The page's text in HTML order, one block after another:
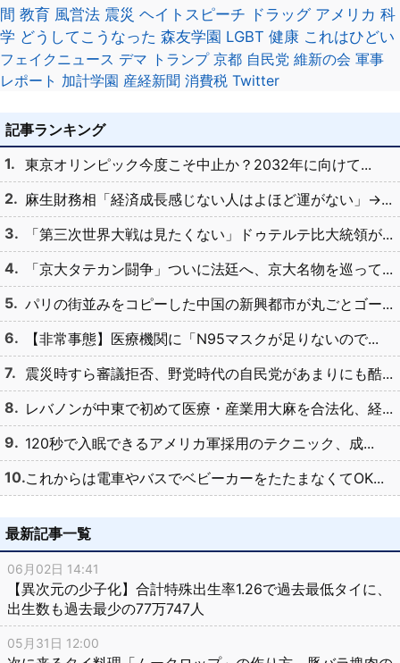
間 教育 風営法 震災 ヘイトスピーチ ドラッグ アメリカ 科
学 どうしてこうなった 森友学園 LGBT 健康 これはひどい
フェイクニュース デマ トランプ 京都 自民党 維新の会 軍事
レポート 加計学園 産経新聞 消費税 Twitter
記事ランキング
東京オリンピック今度こそ中止か？2032年に向けて...
麻生財務相「経済成長感じない人はよほど運がない」→...
「第三次世界大戦は見たくない」ドゥテルテ比大統領が...
「京大タテカン闘争」ついに法廷へ、京大名物を巡って...
パリの街並みをコピーした中国の新興都市が丸ごとゴー...
【非常事態】医療機関に「N95マスクが足りないので...
震災時すら審議拒否、野党時代の自民党があまりにも酷...
レバノンが中東で初めて医療・産業用大麻を合法化、経...
120秒で入眠できるアメリカ軍採用のテクニック、成...
これからは電車やバスでベビーカーをたたまなくてOK...
最新記事一覧
06月02日 14:41
【異次元の少子化】合計特殊出生率1.26で過去最低タイに、
出生数も過去最少の77万747人
05月31日 12:00